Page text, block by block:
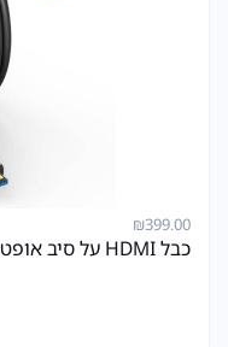
₪399.00
כבל HDMI על סיב אופטי תומך 8K HDR באורך 50 מטר